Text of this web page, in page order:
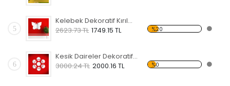
5
Kelebek Dekoratif Kırılmaz Ayna
2623.73 TL 1749.15 TL %20
6
Kesik Daireler Dekoratif Kırılmaz Ayna
3000.24 TL 2000.16 TL %0